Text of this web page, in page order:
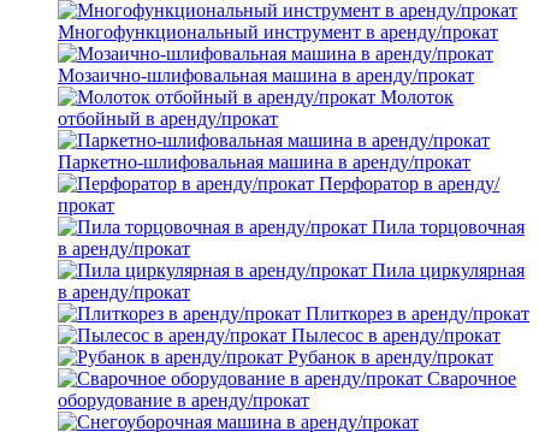
Многофункциональный инструмент в аренду/прокат
Мозаично-шлифовальная машина в аренду/прокат
Молоток
отбойный в аренду/прокат
Паркетно-шлифовальная машина в аренду/прокат
Перфоратор в аренду/
прокат
Пила торцовочная
в аренду/прокат
Пила циркулярная
в аренду/прокат
Плиткорез в аренду/прокат
Пылесос в аренду/прокат
Рубанок в аренду/прокат
Сварочное
оборудование в аренду/прокат